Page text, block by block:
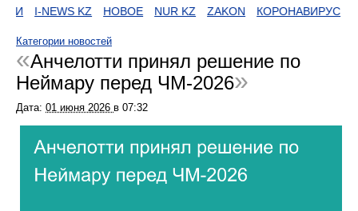
I-NEWS KZ НОВОЕ NUR KZ ZAKON КОРОНАВИРУС
Категории новостей
Анчелотти принял решение по
Неймару перед ЧМ-2026
Дата: 01 июня 2026 в 07:32